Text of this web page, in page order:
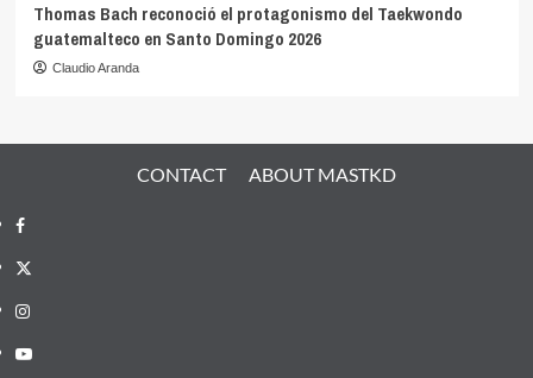
Thomas Bach reconoció el protagonismo del Taekwondo
guatemalteco en Santo Domingo 2026
Claudio Aranda
CONTACT ABOUT MASTKD
Facebook
X
Instagram
YouTube